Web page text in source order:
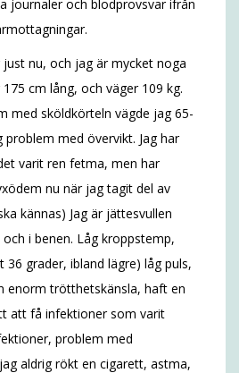
journaler och blodprovsvar ifrån
nu, och jag är mycket noga
cm lång, och väger 109 kg.
med sköldkörteln vägde jag 65-
problem med övervikt. Jag har
varit ren fetma, men har
nu när jag tagit del av
kännas) Jag är jättesvullen
i benen. Låg kroppstemp,
grader, ibland lägre) låg puls,
enorm trötthetskänsla, haft en
att få infektioner som varit
problem med
aldrig rökt en cigarett, astma,